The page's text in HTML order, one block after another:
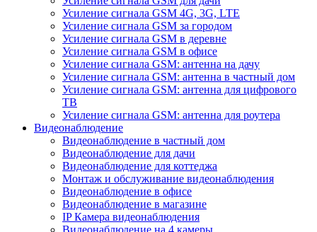
Усиление сигнала GSM 4G, 3G, LTE
Усиление сигнала GSM за городом
Усиление сигнала GSM в деревне
Усиление сигнала GSM в офисе
Усиление сигнала GSM: антенна на дачу
Усиление сигнала GSM: антенна в частный дом
Усиление сигнала GSM: антенна для цифрового
ТВ
Усиление сигнала GSM: антенна для роутера
Видеонаблюдение
Видеонаблюдение в частный дом
Видеонаблюдение для дачи
Видеонаблюдение для коттеджа
Монтаж и обслуживание видеонаблюдения
Видеонаблюдение в офисе
Видеонаблюдение в магазине
IP Камера видеонаблюдения
Видеонаблюдение на 4 камеры